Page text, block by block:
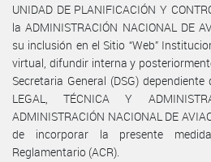
UNIDAD DE PLANIFICACIÓN Y
la ADMINISTRACIÓN NACIONAL DE
su inclusión en el Sitio “Web”
virtual, difundir interna y
Secretaria General (DSG) dependiente
LEGAL, TÉCNICA Y
ADMINISTRACIÓN NACIONAL DE
de incorporar la presente
Reglamentario (ACR).